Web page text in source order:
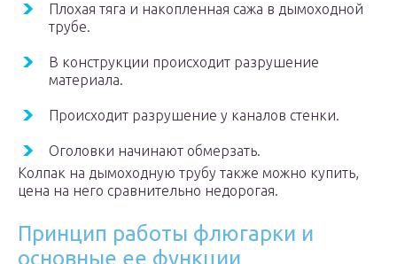
Плохая тяга и накопленная сажа в дымоходной
трубе.
В конструкции происходит разрушение
материала.
Происходит разрушение у каналов стенки.
Оголовки начинают обмерзать.
Колпак на дымоходную трубу также можно купить,
цена на него сравнительно недорогая.
Принцип работы флюгарки и
основные ее функции